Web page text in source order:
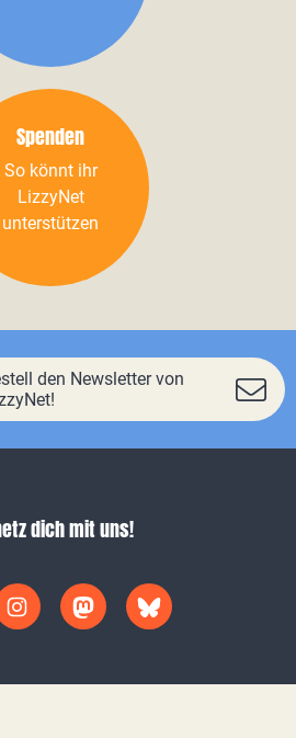
Spenden
So könnt ihr
LizzyNet
unterstützen
den Newsletter von
dich mit uns!